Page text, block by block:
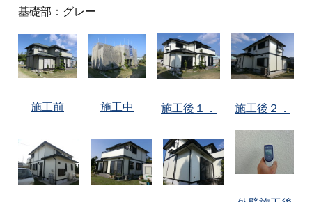
基礎部：グレー
施工前 施工中 施工後１． 施工後２．